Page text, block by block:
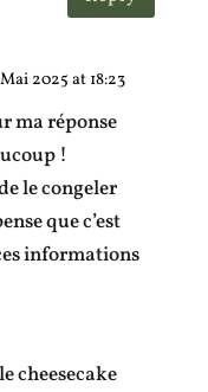
2025 at 18:23
ma réponse
!
le congeler
que c’est
informations
cheesecake